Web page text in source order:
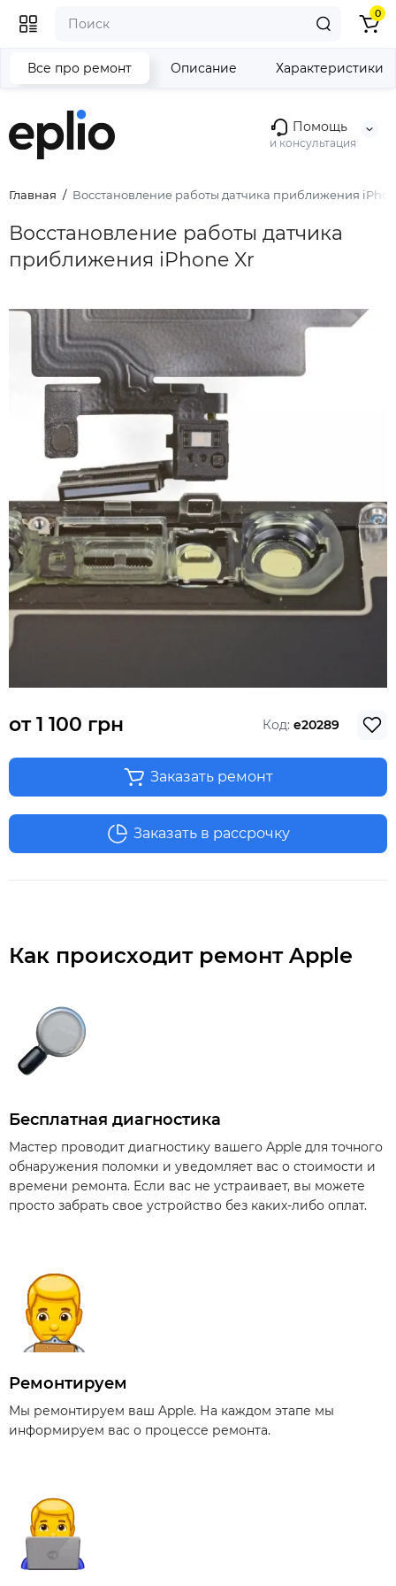
Помощь
и консультация
0
Главная Восстановление работы датчика приближения
Восстановление работы датчика
приближения iPhone Xr
Все про ремонт Описание Характеристики
от 1 100 грн Код: e20289
Заказать ремонт
Заказать в рассрочку
Как происходит ремонт Apple
Бесплатная диагностика
Мастер проводит диагностику вашего Apple для точного
обнаружения поломки и уведомляет вас о стоимости и
времени ремонта. Если вас не устраивает, вы можете
просто забрать свое устройство без каких-либо оплат.
Ремонтируем
Мы ремонтируем ваш Apple. На каждом этапе мы
информируем вас о процессе ремонта.